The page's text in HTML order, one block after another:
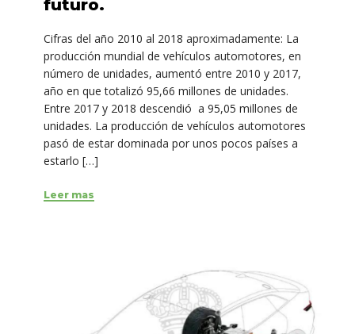
futuro.
Cifras del año 2010 al 2018 aproximadamente: La
producción mundial de vehículos automotores, en
número de unidades, aumentó entre 2010 y 2017,
año en que totalizó 95,66 millones de unidades.
Entre 2017 y 2018 descendió a 95,05 millones de
unidades. La producción de vehículos automotores
pasó de estar dominada por unos pocos países a
estarlo […]
Leer mas